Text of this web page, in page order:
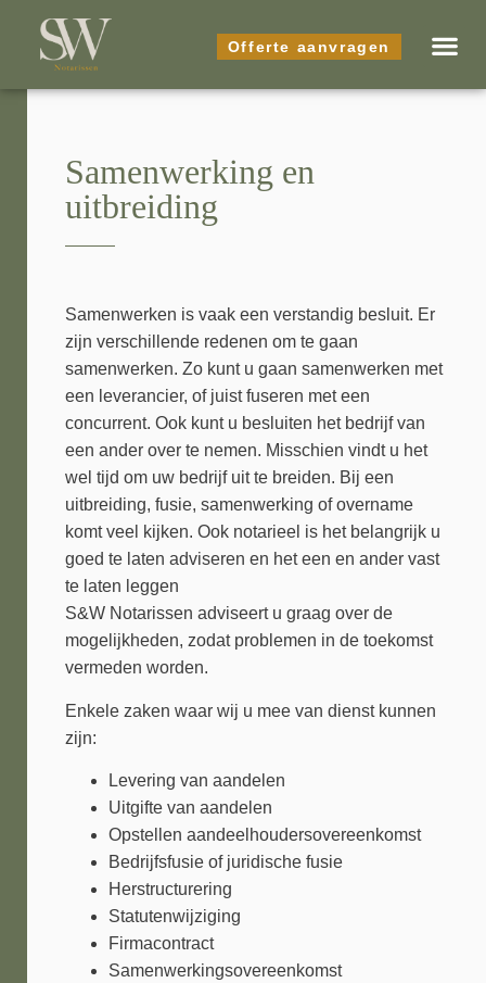
Offerte aanvragen
Samenwerking en
uitbreiding
Samenwerken is vaak een verstandig besluit. Er
zijn verschillende redenen om te gaan
samenwerken. Zo kunt u gaan samenwerken met
een leverancier, of juist fuseren met een
concurrent. Ook kunt u besluiten het bedrijf van
een ander over te nemen. Misschien vindt u het
wel tijd om uw bedrijf uit te breiden. Bij een
uitbreiding, fusie, samenwerking of overname
komt veel kijken. Ook notarieel is het belangrijk u
goed te laten adviseren en het een en ander vast
te laten leggen
S&W Notarissen adviseert u graag over de
mogelijkheden, zodat problemen in de toekomst
vermeden worden.
Enkele zaken waar wij u mee van dienst kunnen
zijn:
Levering van aandelen
Uitgifte van aandelen
Opstellen aandeelhoudersovereenkomst
Bedrijfsfusie of juridische fusie
Herstructurering
Statutenwijziging
Firmacontract
Samenwerkingsovereenkomst